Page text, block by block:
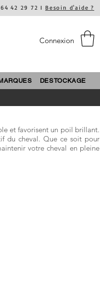
42 29 72 I Besoin d'aide ?
Connexion
DESTOCKAGE
et favorisent un poil brillant.
du cheval. Que ce soit pour
votre cheval en pleine